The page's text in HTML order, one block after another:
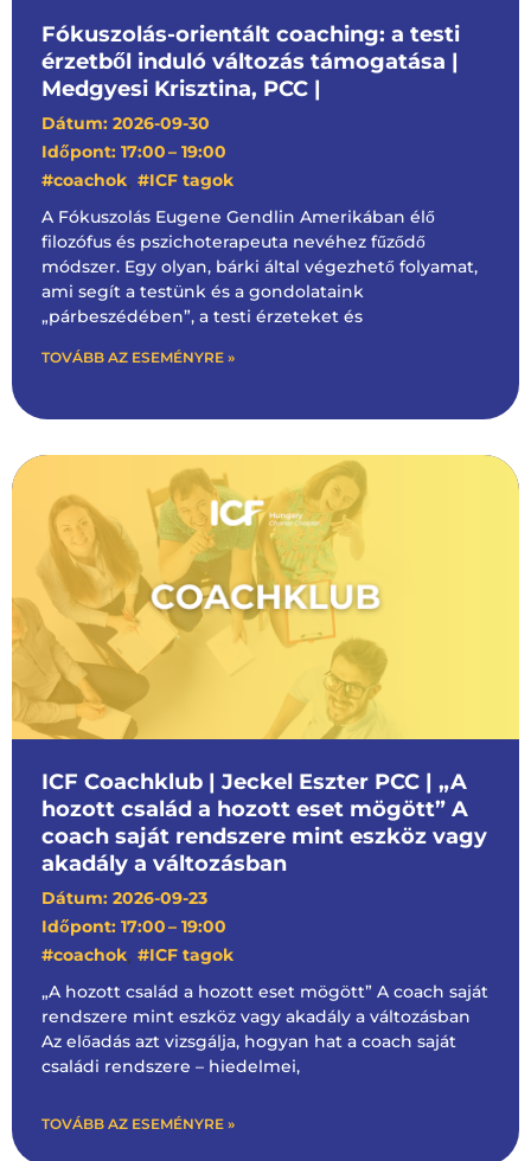
Fókuszolás-orientált coaching: a testi
érzetből induló változás támogatása |
Medgyesi Krisztina, PCC |
Dátum: 2026-09-30
Időpont: 17:00– 19:00
#coachok, #ICF tagok
A Fókuszolás Eugene Gendlin Amerikában élő
filozófus és pszichoterapeuta nevéhez fűződő
módszer. Egy olyan, bárki által végezhető folyamat,
ami segít a testünk és a gondolataink
„párbeszédében”, a testi érzeteket és
TOVÁBB AZ ESEMÉNYRE »
ICF Coachklub | Jeckel Eszter PCC | „A
hozott család a hozott eset mögött” A
coach saját rendszere mint eszköz vagy
akadály a változásban
Dátum: 2026-09-23
Időpont: 17:00– 19:00
#coachok, #ICF tagok
„A hozott család a hozott eset mögött” A coach saját
rendszere mint eszköz vagy akadály a változásban
Az előadás azt vizsgálja, hogyan hat a coach saját
családi rendszere – hiedelmei,
TOVÁBB AZ ESEMÉNYRE »